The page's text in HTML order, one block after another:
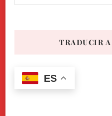
algo?
TRADUCIR
ES